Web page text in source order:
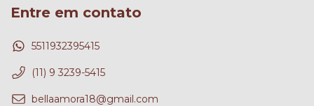
Entre em contato
5511932395415
(11) 9 3239-5415
bellaamora18@gmail.com